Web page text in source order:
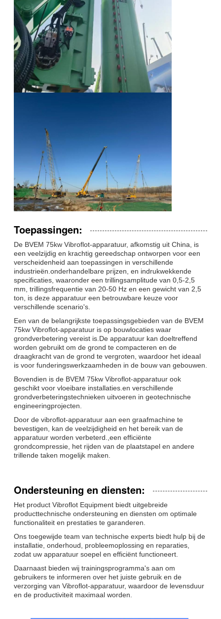
Toepassingen:
De BVEM 75kw Vibroflot-apparatuur, afkomstig uit China, is
een veelzijdig en krachtig gereedschap ontworpen voor een
verscheidenheid aan toepassingen in verschillende
industrieën.onderhandelbare prijzen, en indrukwekkende
specificaties, waaronder een trillingsamplitude van 0,5-2,5
mm, trillingsfrequentie van 20-50 Hz en een gewicht van 2,5
ton, is deze apparatuur een betrouwbare keuze voor
verschillende scenario's.
Een van de belangrijkste toepassingsgebieden van de BVEM
75kw Vibroflot-apparatuur is op bouwlocaties waar
grondverbetering vereist is.De apparatuur kan doeltreffend
worden gebruikt om de grond te compacteren en de
draagkracht van de grond te vergroten, waardoor het ideaal
is voor funderingswerkzaamheden in de bouw van gebouwen.
Bovendien is de BVEM 75kw Vibroflot-apparatuur ook
geschikt voor vloeibare installaties.en verschillende
grondverbeteringstechnieken uitvoeren in geotechnische
engineeringprojecten.
Door de vibroflot-apparatuur aan een graafmachine te
bevestigen, kan de veelzijdigheid en het bereik van de
apparatuur worden verbeterd.,een efficiënte
grondcompressie, het rijden van de plaatstapel en andere
trillende taken mogelijk maken.
Ondersteuning en diensten:
Het product Vibroflot Equipment biedt uitgebreide
producttechnische ondersteuning en diensten om optimale
functionaliteit en prestaties te garanderen.
Ons toegewijde team van technische experts biedt hulp bij de
installatie, onderhoud, probleemoplossing en reparaties,
zodat uw apparatuur soepel en efficiënt functioneert.
Daarnaast bieden wij trainingsprogramma's aan om
gebruikers te informeren over het juiste gebruik en de
verzorging van Vibroflot-apparatuur, waardoor de levensduur
en de productiviteit maximaal worden.